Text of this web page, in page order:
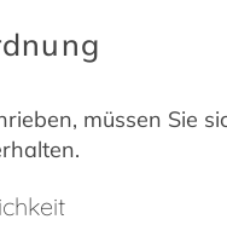
müssen Sie